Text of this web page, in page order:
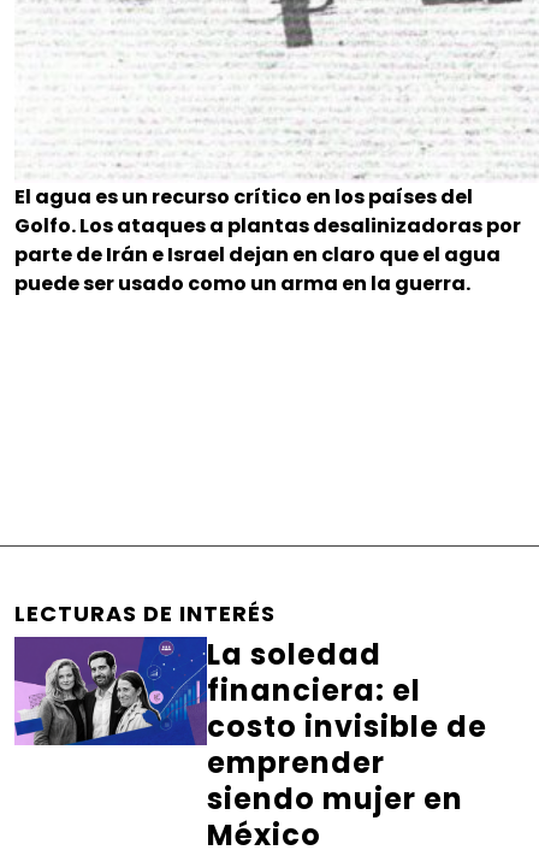
El agua es un recurso crítico en los países del
Golfo. Los ataques a plantas desalinizadoras por
parte de Irán e Israel dejan en claro que el agua
puede ser usado como un arma en la guerra.
LECTURAS DE INTERÉS
La soledad
financiera: el
costo invisible de
emprender
siendo mujer en
México